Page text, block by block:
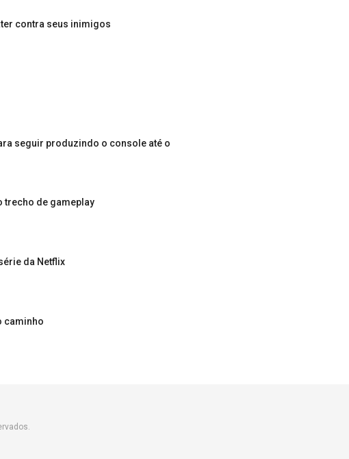
contra seus inimigos
seguir produzindo o console até o
trecho de gameplay
da Netflix
caminho